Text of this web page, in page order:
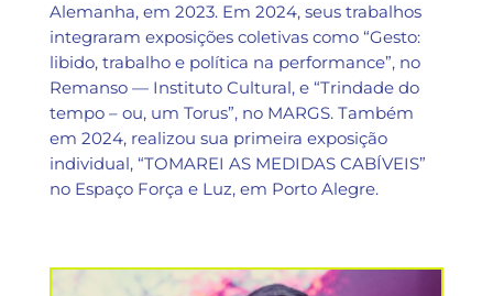
Alemanha, em 2023. Em 2024, seus trabalhos
integraram exposições coletivas como “Gesto:
libido, trabalho e política na performance”, no
Remanso — Instituto Cultural, e “Trindade do
tempo – ou, um Torus”, no MARGS. Também
em 2024, realizou sua primeira exposição
individual, “TOMAREI AS MEDIDAS CABÍVEIS”
no Espaço Força e Luz, em Porto Alegre.